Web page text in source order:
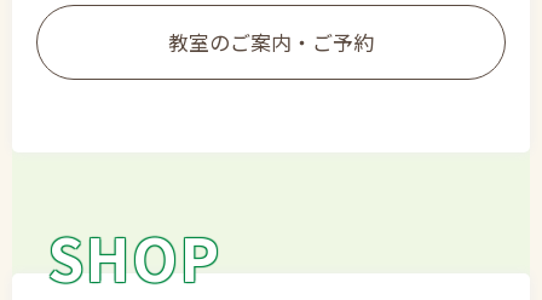
教室のご案内・ご予約
SHOP